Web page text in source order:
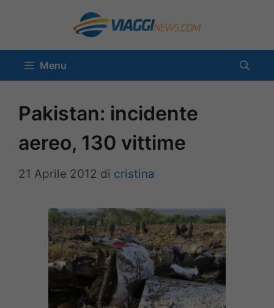
contenuto
Menu
Pakistan: incidente
aereo, 130 vittime
21 Aprile 2012 di cristina